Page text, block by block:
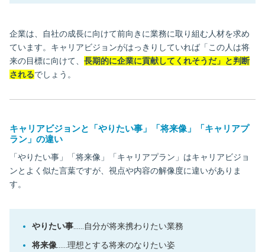
企業は、自社の成長に向けて前向きに業務に取り組む人材を求め
ています。キャリアビジョンがはっきりしていれば「この人は将
来の目標に向けて、 長期的に企業に貢献してくれそうだ」と判断
されるでしょう。
キャリアビジョンと「やりたい事」「将来像」「キャリアプ
ラン」の違い
「やりたい事」「将来像」「キャリアプラン」はキャリアビジョ
ンとよく似た言葉ですが、視点や内容の解像度に違いがありま
す。
やりたい事……自分が将来携わりたい業務
将来像……理想とする将来のなりたい姿